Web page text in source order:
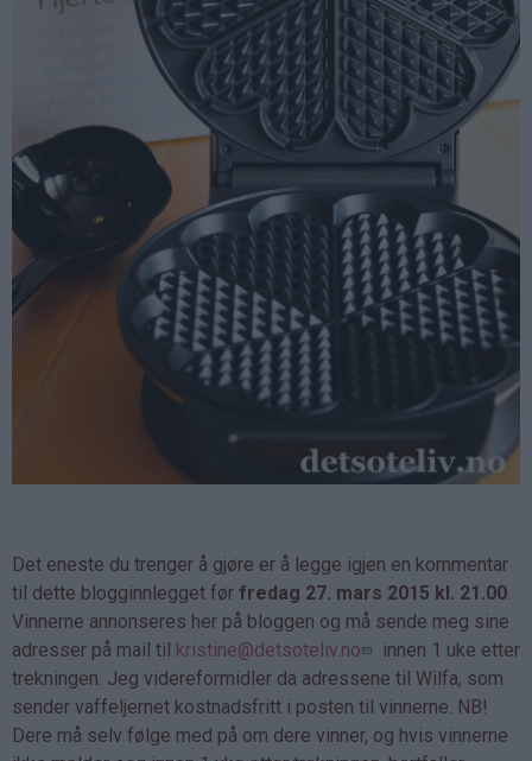
Det eneste du trenger å gjøre er å legge igjen en kommentar
til dette blogginnlegget før fredag 27. mars 2015 kl. 21.00.
Vinnerne annonseres her på bloggen og må sende meg sine
adresser på mail til kristine@detsoteliv.no
innen 1 uke etter
trekningen. Jeg videreformidler da adressene til Wilfa, som
sender vaffeljernet kostnadsfritt i posten til vinnerne. NB!
Dere må selv følge med på om dere vinner, og hvis vinnerne